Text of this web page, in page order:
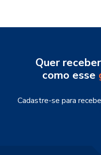
Quer
como esse
Cadastre-se para